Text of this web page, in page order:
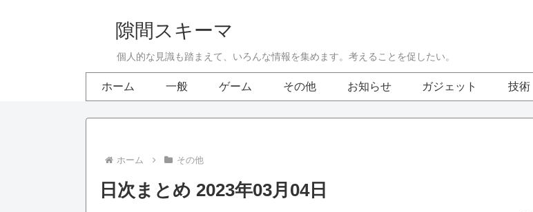
隙間スキーマ
個人的な見識も踏まえて、いろんな情報を集めます。考えることを促したい。
ホーム 一般 ゲーム その他 お知らせ ガジェット 技術
ホーム その他
日次まとめ 2023年03月04日